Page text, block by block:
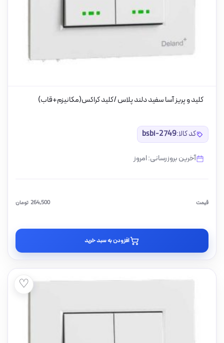
کلید و پریز آسا سفید دلند پلاس /کلید کراکس(مکانیزم+قاب)
کد کالا:bsbi-2749
آخرین بروزرسانی: امروز
قیمت تومان 264,500
افزودن به سبد خرید
♡